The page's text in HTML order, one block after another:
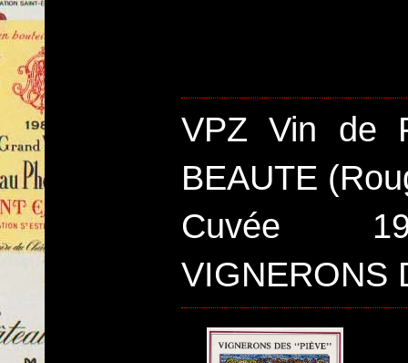
VPZ Vin de
BEAUTE
Cuvée
VIGNERONS